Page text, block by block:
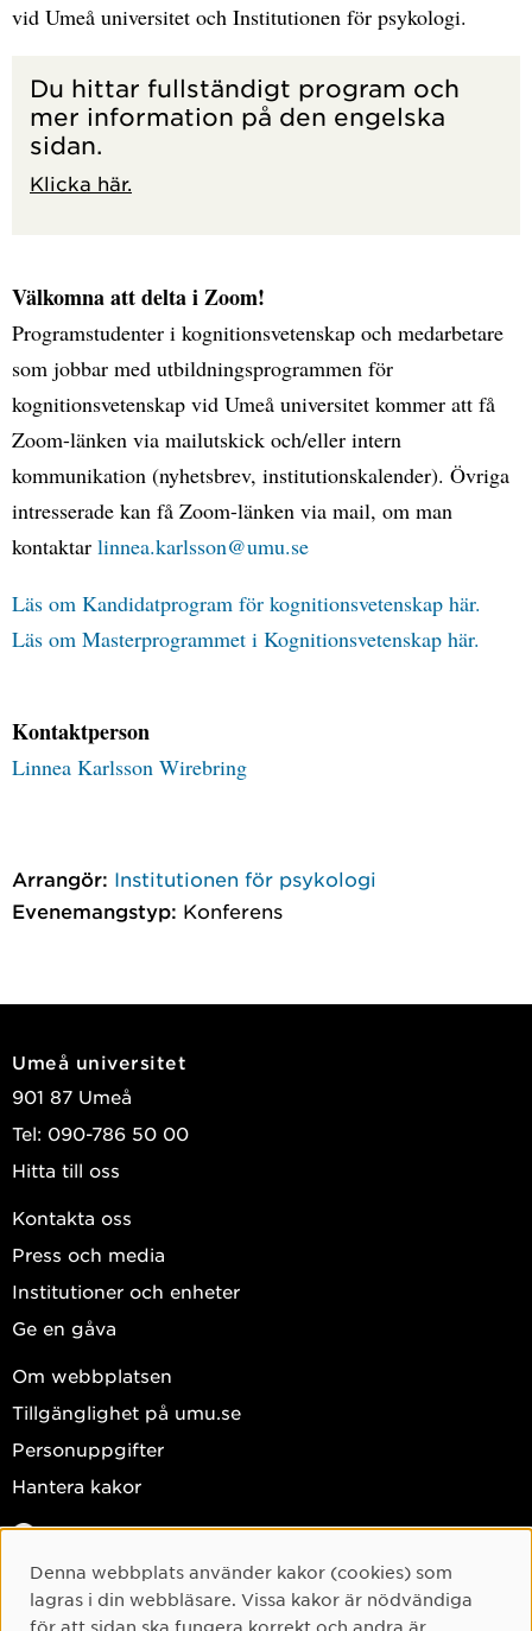
vid Umeå universitet och Institutionen för psykologi.
Du hittar fullständigt program och
mer information på den engelska
sidan.
Klicka här.
Välkomna att delta i Zoom!
Programstudenter i kognitionsvetenskap och medarbetare
som jobbar med utbildningsprogrammen för
kognitionsvetenskap vid Umeå universitet kommer att få
Zoom-länken via mailutskick och/eller intern
kommunikation (nyhetsbrev, institutionskalender). Övriga
intresserade kan få Zoom-länken via mail, om man
kontaktar linnea.karlsson@umu.se
Läs om Kandidatprogram för kognitionsvetenskap här.
Läs om Masterprogrammet i Kognitionsvetenskap här.
Kontaktperson
Linnea Karlsson Wirebring
Arrangör: Institutionen för psykologi
Evenemangstyp: Konferens
Umeå universitet
901 87 Umeå
Tel: 090-786 50 00
Hitta till oss
Kontakta oss
Press och media
Institutioner och enheter
Ge en gåva
Om webbplatsen
Tillgänglighet på umu.se
Personuppgifter
Hantera kakor
Facebook
Instagram
TikTok
Cookie-samtycke
Denna webbplats använder kakor (cookies) som
lagras i din webbläsare. Vissa kakor är nödvändiga
för att sidan ska fungera korrekt och andra är